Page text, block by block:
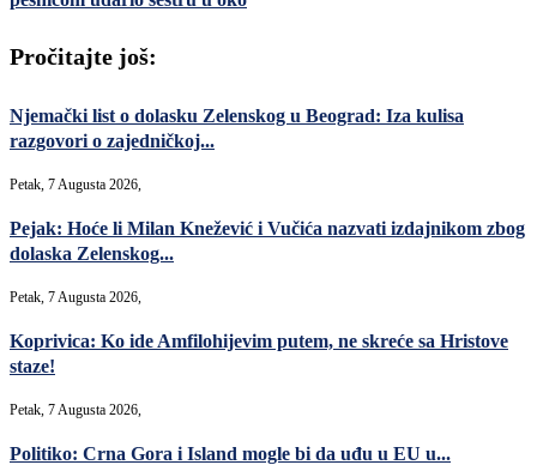
Pročitajte još:
Njemački list o dolasku Zelenskog u Beograd: Iza kulisa
razgovori o zajedničkoj...
Petak, 7 Augusta 2026,
Pejak: Hoće li Milan Knežević i Vučića nazvati izdajnikom zbog
dolaska Zelenskog...
Petak, 7 Augusta 2026,
Koprivica: Ko ide Amfilohijevim putem, ne skreće sa Hristove
staze!
Petak, 7 Augusta 2026,
Politiko: Crna Gora i Island mogle bi da uđu u EU u...